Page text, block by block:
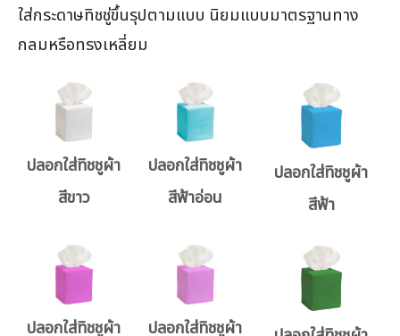
ใส่กระดาษทิชชู่ขึ้นรุปตามแบบ นิยมแบบมาตรฐานทาง
กลมหรือทรงเหลี่ยม
ปลอกใส่ทิชชูผ้า
สีขาว
ปลอกใส่ทิชชูผ้า
สีฟ้าอ่อน
ปลอกใส่ทิชชูผ้า
สีฟ้า
ปลอกใส่ทิชชูผ้า
ปลอกใส่ทิชชูผ้า